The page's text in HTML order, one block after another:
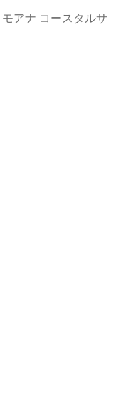
アナ コースタルサ